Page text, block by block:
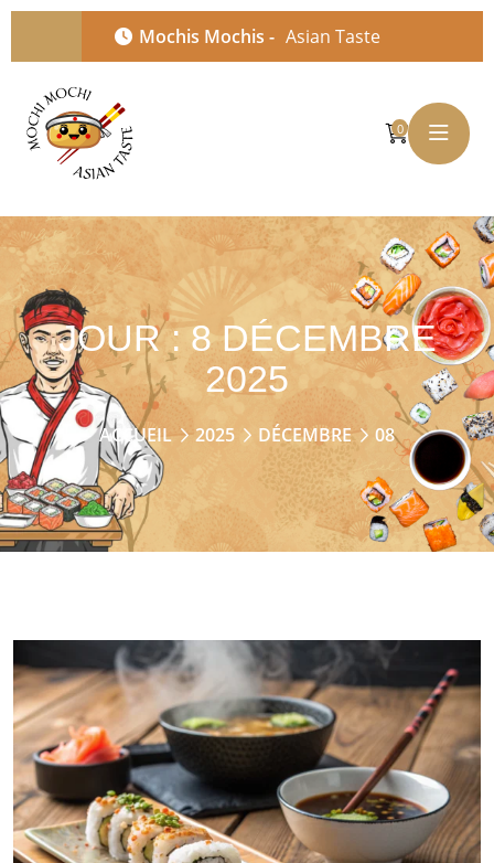
Mochis Mochis - Asian Taste
0
JOUR :8 DÉCEMBRE
2025
ACCUEIL 2025 DÉCEMBRE 08